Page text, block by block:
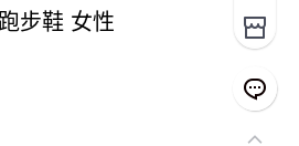
步鞋 女性